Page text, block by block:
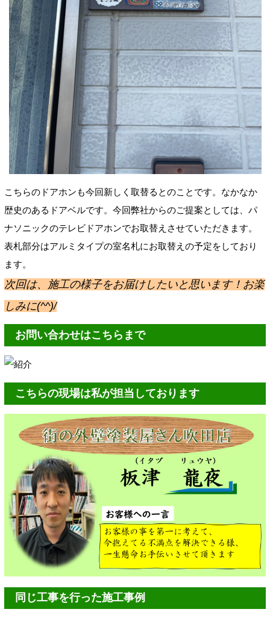
こちらのドアホンも今回新しく取替るとのことです。なかなか
歴史のあるドアベルです。今回弊社からのご提案としては、パ
ナソニックのテレビドアホンでお取替えさせていただきます。
表札部分はアルミタイプの室名札にお取替えの予定をしており
ます。
次回は、施工の様子をお届けしたいと思います！お楽
しみに(^^)/
お問い合わせはこちらまで
こちらの現場は私が担当しております
同じ工事を行った施工事例